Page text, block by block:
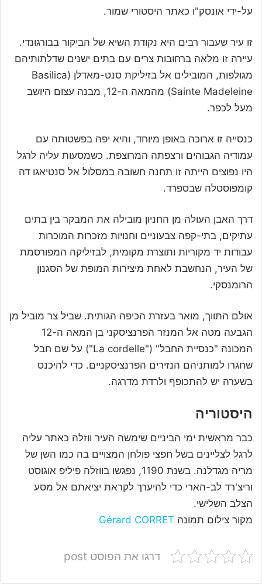
על-ידי אונסק"ו כאתר היסטורי שמור.
זו עיר שעבור רבים היא נקודת השיא של הביקור בבורגונדי.
עיירה זו מלאה ברחובות צרים עם בתים ישנים שדלתותיהם
מגולפות, המובילים אל בזיליקת סנט-מאדלן (Basilica
Sainte Madeleine) מהמאה ה-12, מבנה עצום היושב
מעל לכפר.
כנסייה זו ארוכה באופן מיוחד, והיא יפה בפשטותה עם
עמודיה הגבוהים ורצפתה המרוצפת. כשמסעות עליה לרגל
היו נפוצים הייתה זו תחנה חשובה במסלול אל סנטיאגו דה
קומפוסטלה שבספרד.
דרך האבן העולה מן החניון מובילה את המבקר בין בתים
עתיקים, בתי-קפה צבעוניים וחנויות מזכרות המוכרות
עבודות יד מקוריות ותוצרת מקומית, לבזיליקה המפורסמת
של העיר, הנחשבת לאחת מיצירות המופת של הסגנון
הרומנסקי.
אולם התווך, מואר בעזרת הכיפה הגותית. שביל צר מוביל מן
הגבעה מטה אל המנזר הפרנציסקני בן המאה ה-12
המכונה "כנסיית החבל" ("La cordelle") על שם חבל
שחגרו למותניהם הנזירים הפרנציסקניים. כדי להיכנס
בשערה יש להתכופף ולרדת מדרגה.
היסטוריה
כבר מראשית ימי הביניים שימשה העיר ווזלה כאתר עליה
לרגל לצליינים בשל חפצי פולחן המצויים בה כמו השן של
מריה מגדלנה. בשנת 1190, נפגשו בווזלה פיליפ אוגוסט
וריצ'רד לב-הארי כדי להיערך לקראת יציאתם אל מסע
הצלב השלישי.
מקור צילום תמונה Gérard CORRET
דרגו את הפוסט post